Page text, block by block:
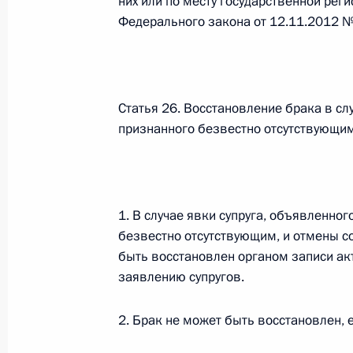
О внесении изменений в статью 11
Федерального закона «Об образовании в
26 июля 2026 года
Федеральный закон от
Федерального закона от 12.11.2012
Статья 26. Восстановление брака в
признанного безвестно
1. В случае явки супруга,
безвестно отсутствующим, и отмены
быть восстановлен органом записи
заявлению супругов.
2. Брак не может быть восстановлен,